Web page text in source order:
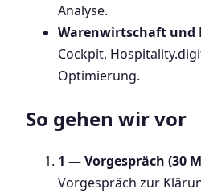
Analyse.
Warenwirtschaft und
Cockpit,
Optimierung.
So gehen wir vor
1 — Vorgespräch (30
Vorgespräch zur